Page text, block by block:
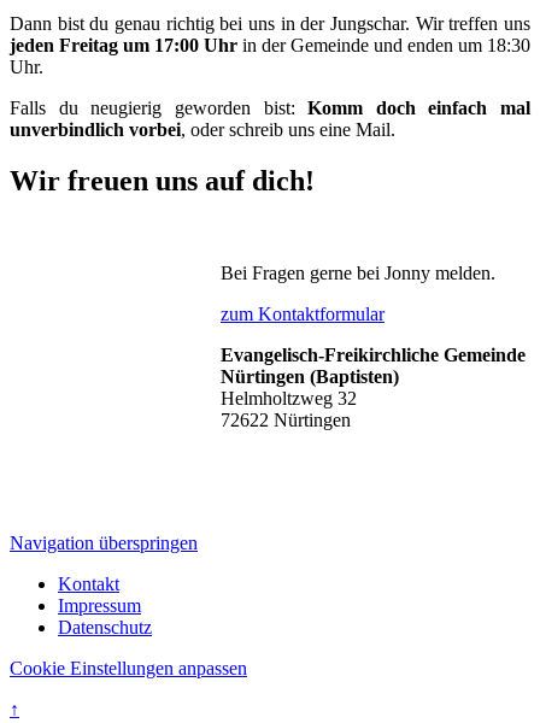
Dann bist du genau richtig bei uns in der Jungschar. Wir treffen uns
jeden Freitag um 17:00 Uhr in der Gemeinde und enden um 18:30
Uhr.
Falls du neugierig geworden bist:Komm doch einfach mal
unverbindlich vorbei, oder schreib uns eine Mail.
Wir freuen uns auf dich!
Bei Fragen gerne bei Jonny melden.
zum Kontaktformular
Evangelisch-Freikirchliche Gemeinde
Nürtingen (Baptisten)
Helmholtzweg 32
72622 Nürtingen
Navigation überspringen
Kontakt
Impressum
Datenschutz
Cookie Einstellungen anpassen
↑